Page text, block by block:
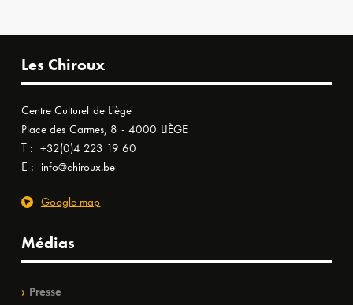
Les Chiroux
Centre Culturel de Liège
Place des Carmes, 8 - 4000 LIÈGE
T : +32(0)4 223 19 60
E : info@chiroux.be
Google map
Médias
Presse